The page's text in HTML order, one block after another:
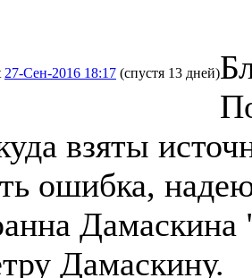
27-Сен-2016 18:17 (спустя 13 дней)
взяты
ошибка,
Дамаскина
Дамаскину.